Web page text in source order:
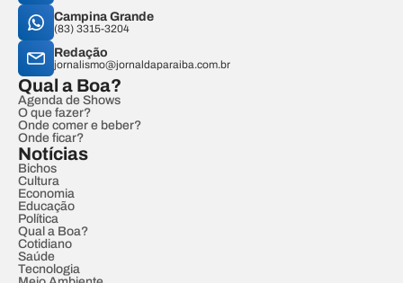
Campina Grande
(83) 3315-3204
Redação
jornalismo@jornaldaparaiba.com.br
Qual a Boa?
Agenda de Shows
O que fazer?
Onde comer e beber?
Onde ficar?
Notícias
Bichos
Cultura
Economia
Educação
Política
Qual a Boa?
Cotidiano
Saúde
Tecnologia